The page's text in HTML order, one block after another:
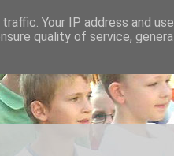
Your IP address and
quality of service,